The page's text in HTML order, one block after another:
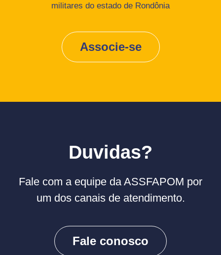
militares do estado de Rondônia
Associe-se
Duvidas?
Fale com a equipe da ASSFAPOM por
um dos canais de atendimento.
Fale conosco